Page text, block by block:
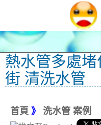
熱水管多處
街 清洗水管
首頁 》 洗水管 案例